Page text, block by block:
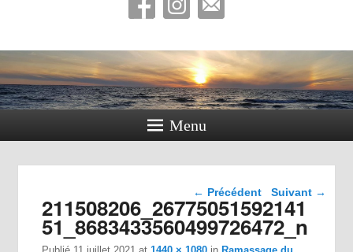
Menu
Navigation dans les
images
← Précédent Suivant →
211508206_26775051592141
51_8683433560499726472_n